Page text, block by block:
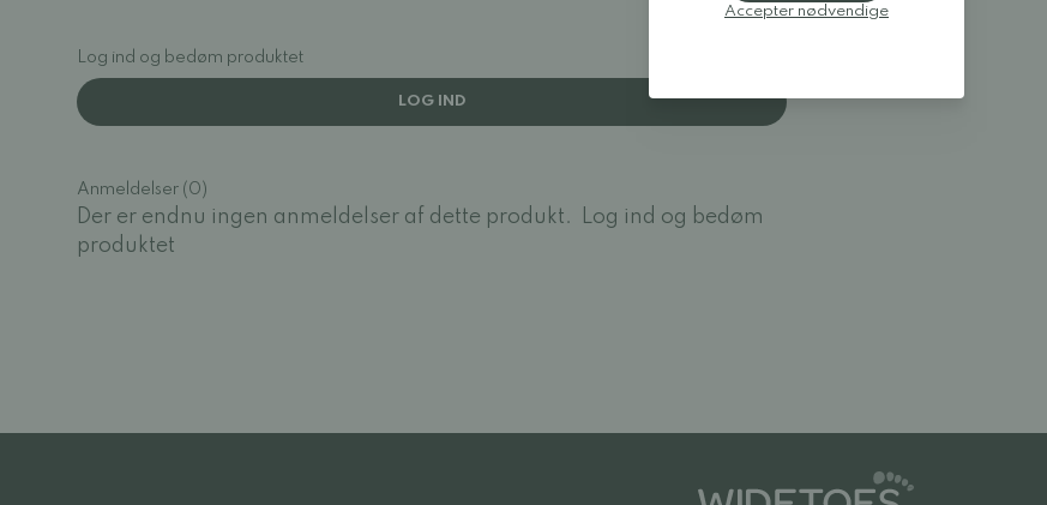
Log ind og bedøm produktet
LOG IND
Anmeldelser (0)
Der er endnu ingen anmeldelser af dette produkt.
Log ind og bedøm
produktet
Accepter nødvendige